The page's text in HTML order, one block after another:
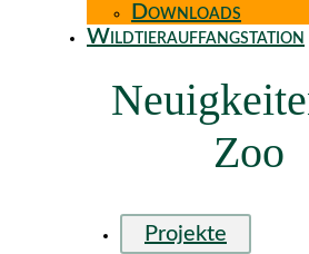
Downloads
Wildtierauffangstation
Zoo
Projekte